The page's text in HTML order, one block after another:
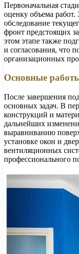
Первоначальная
оценку объема работ.
обследование
фронт предстоящих
этом этапе также
и согласования, что
организационных
Основные
После завершения
основных задач. В
конструкций и
дальнейших
выравниванию
установке окон и
вентиляционных
профессионального